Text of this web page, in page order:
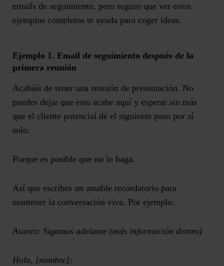
emails de seguimiento, pero seguro que ver estos
ejemplos completos te ayuda para coger ideas.
Ejemplo 1. Email de seguimiento después de la
primera reunión
Acabáis de tener una reunión de presentación. No
puedes dejar que esto acabe aquí y esperar sin más
que el cliente potencial dé el siguiente paso por sí
solo.
Porque es posible que no lo haga.
Así que escribes un amable recordatorio para
mantener la conversación viva. Por ejemplo:
Asunto: Sigamos adelante (más información dentro)
Hola, [nombre]: